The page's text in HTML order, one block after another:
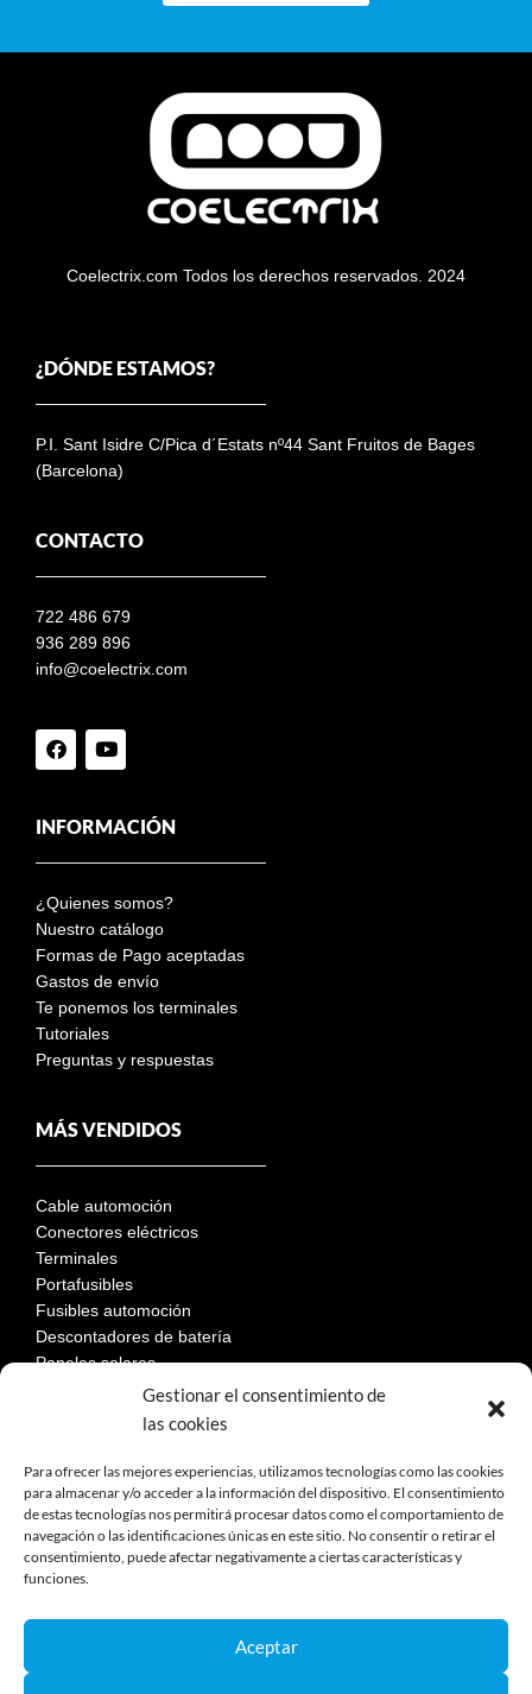
Gestionar el consentimiento de
las cookies
Para ofrecer las mejores experiencias, utilizamos tecnologías como las cookies
para almacenar y/o acceder a la información del dispositivo. El consentimiento
de estas tecnologías nos permitirá procesar datos como el comportamiento de
navegación o las identificaciones únicas en este sitio. No consentir o retirar el
consentimiento, puede afectar negativamente a ciertas características y
funciones.
Aceptar
Coelectrix.com Todos los derechos reservados. 2024
¿DÓNDE ESTAMOS?
P.I. Sant Isidre C/Pica d´Estats nº44 Sant Fruitos de Bages
(Barcelona)
CONTACTO
722 486 679
936 289 896
info@coelectrix.com
INFORMACIÓN
¿Quienes somos?
Nuestro catálogo
Formas de Pago aceptadas
Gastos de envío
Te ponemos los terminales
Tutoriales
Preguntas y respuestas
MÁS VENDIDOS
Cable automoción
Conectores eléctricos
Terminales
Portafusibles
Fusibles automoción
Descontadores de batería
Paneles solares
Aviso Legal
Política de privacidad
Política de cookies
Términos y condiciones de compra
Reclamaciones y desestimiento